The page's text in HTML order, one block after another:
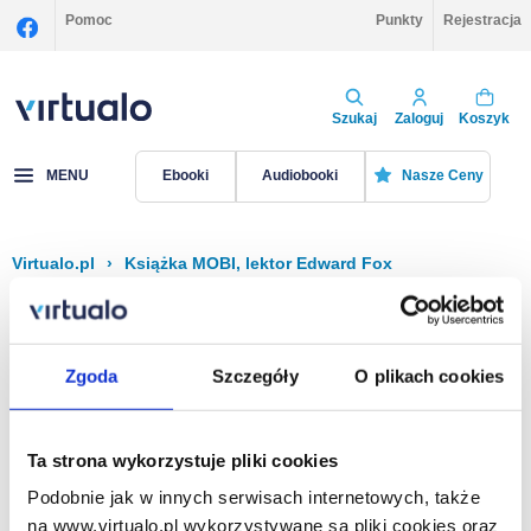
Zgoda Szczegóły O plikach cookies
Ta strona wykorzystuje pliki cookies
Podobnie jak w innych serwisach internetowych, także
na www.virtualo.pl wykorzystywane są pliki cookies oraz
Pomoc Punkty Rejestracja
Szukaj Zaloguj Koszyk
MENU Ebooki Audiobooki Nasze Ceny
Virtualo.pl › Książka MOBI, lektor Edward Fox
Filtruj Sortuj
Na stronie